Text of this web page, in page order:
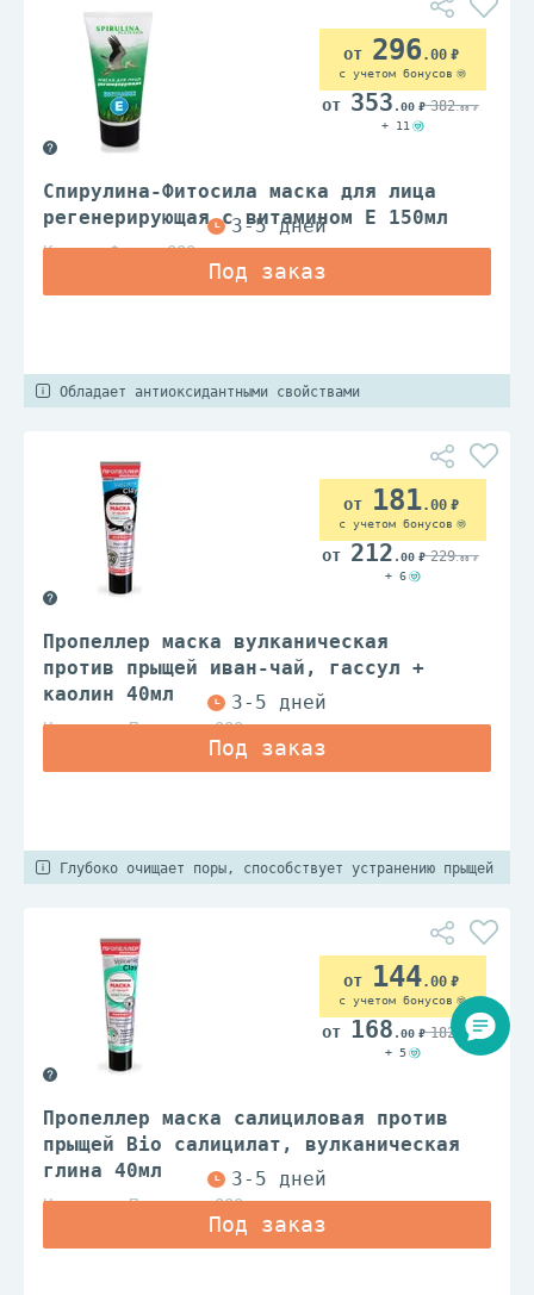
Спирулина-Фитосила маска для лица
регенерирующая с витамином E 150мл
Корвет Фарма ООО
296.00
с учетом бонусов
353 .00 382.00
+ 11
Обладает антиоксидантными свойствами
Пропеллер маска вулканическая
против прыщей иван-чай, гассул +
каолин 40мл
Народные Промыслы ООО
181.00
с учетом бонусов
212 .00 229.00
+ 6
Глубоко очищает поры, способствует устранению прыщей
Пропеллер маска салициловая против
прыщей Bio салицилат, вулканическая
глина 40мл
Народные Промыслы ООО
144.00
с учетом бонусов
168 .00 182 .00
+ 5